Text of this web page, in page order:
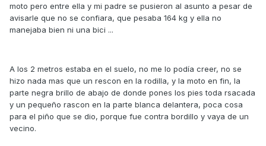
moto pero entre ella y mi padre se pusieron al asunto a pesar de
avisarle que no se confiara, que pesaba 164 kg y ella no
manejaba bien ni una bici ...
A los 2 metros estaba en el suelo, no me lo podía creer, no se
hizo nada mas que un rescon en la rodilla, y la moto en fin, la
parte negra brillo de abajo de donde pones los pies toda rsacada
y un pequeño rascon en la parte blanca delantera, poca cosa
para el piño que se dio, porque fue contra bordillo y vaya de un
vecino.